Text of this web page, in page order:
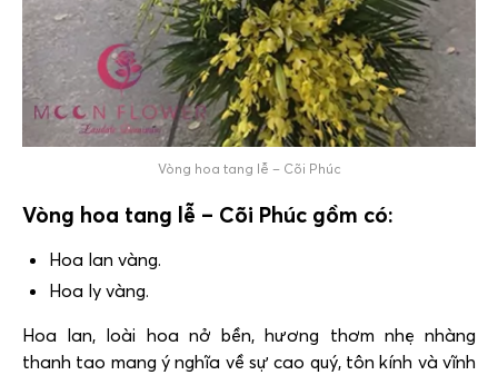
Vòng hoa tang lễ – Cõi Phúc
Vòng hoa tang lễ – Cõi Phúc gồm có:
Hoa lan vàng.
Hoa ly vàng.
Hoa lan, loài hoa nở bền, hương thơm nhẹ nhàng
thanh tao mang ý nghĩa về sự cao quý, tôn kính và vĩnh